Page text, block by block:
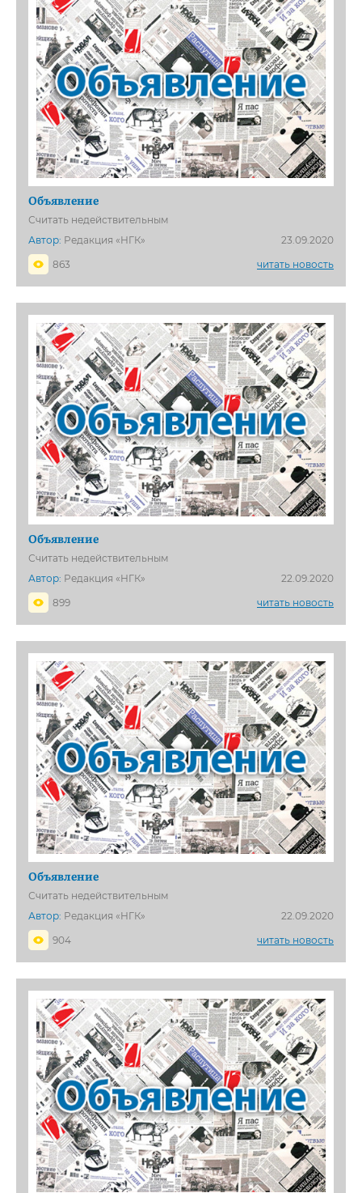
Объявление
Считать недействительным
Автор: Редакция «НГК»
23.09.2020
863
читать новость
Объявление
Считать недействительным
Автор: Редакция «НГК»
22.09.2020
899
читать новость
Объявление
Считать недействительным
Автор: Редакция «НГК»
22.09.2020
904
читать новость